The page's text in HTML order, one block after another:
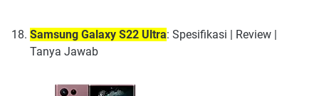
Samsung Galaxy S22 Ultra: Spesifikasi | Review |
Tanya Jawab